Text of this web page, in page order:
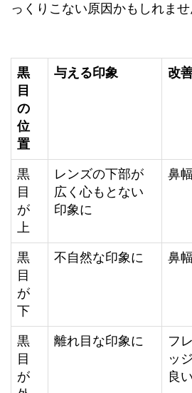
っくりこない原因かもしれませ
黒
目
の
位
置
与える印象 改
黒
目
が
上
レンズの下部が
広く心もとない
印象に
鼻
黒
目
が
下
不自然な印象に 鼻
黒
目
が
離れ目な印象に
フ
ッ
良い